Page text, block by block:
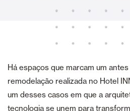
Há espaços que marcam um
remodelação realizada no Hotel
um desses casos em que a
tecnologia se unem para